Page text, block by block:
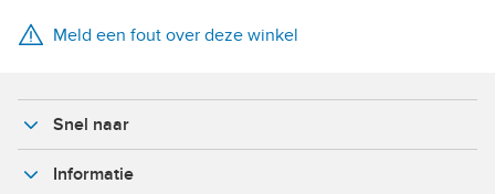
X
Meld een fout over deze winkel
Snel naar
Informatie